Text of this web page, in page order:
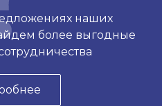
наших
более выгодные